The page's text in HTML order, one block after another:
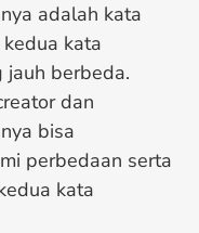
adalah kata
kata
jauh berbeda.
dan
bisa
perbedaan serta
kata